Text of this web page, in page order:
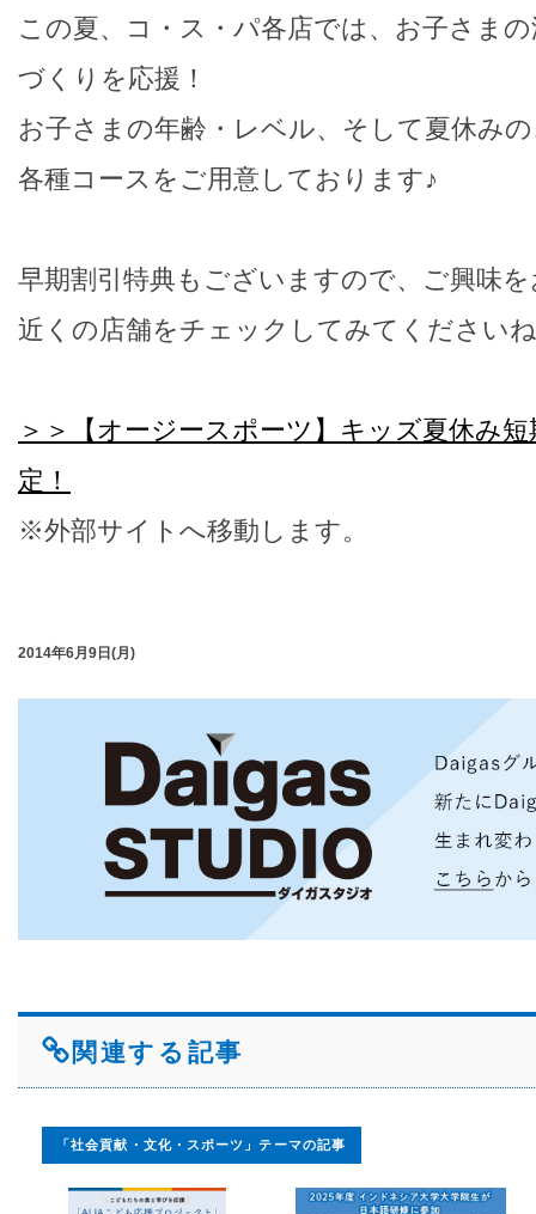
この夏、コ・ス・パ各店では、お子さま
づくりを応援！
お子さまの年齢・レベル、そして夏休み
各種コースをご用意しております♪
早期割引特典もございますので、ご興味
近くの店舗をチェックしてみてください
＞＞【オージースポーツ】キッズ夏休み
定！
※外部サイトへ移動します。
2014年6月9日(月)
関連する記事
「社会貢献・文化・スポーツ」テーマの記事